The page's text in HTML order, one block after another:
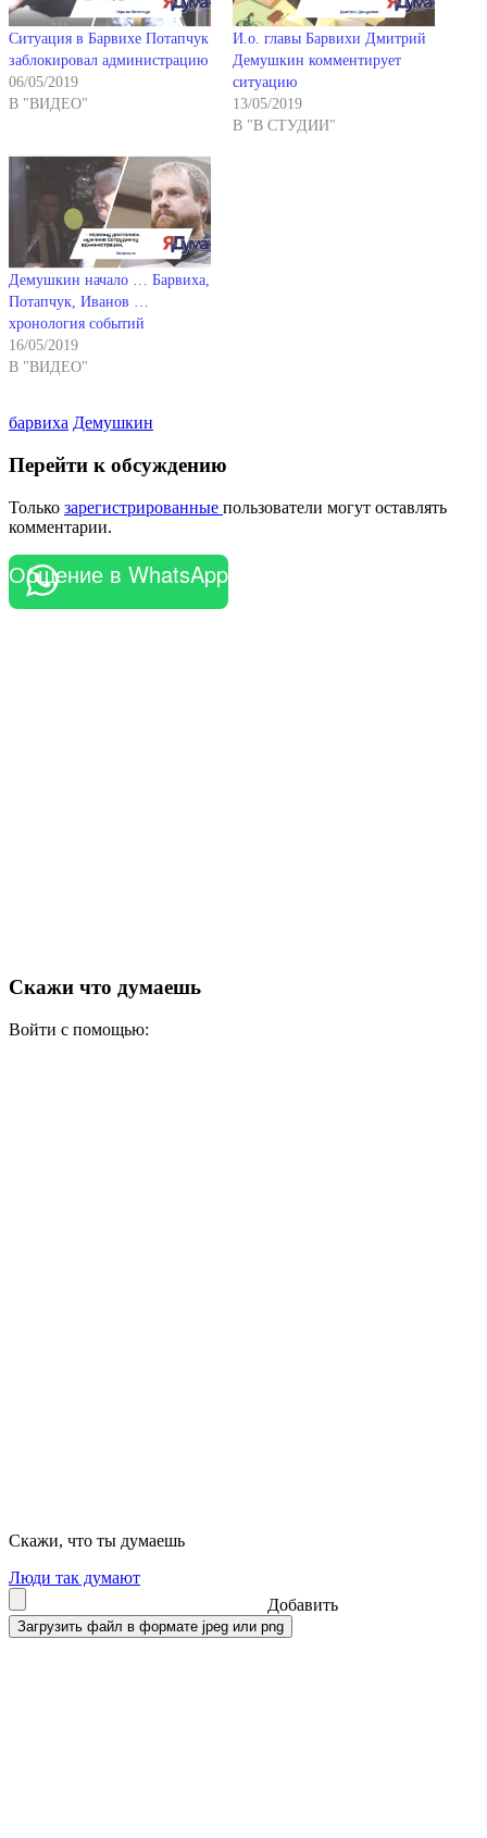
Ситуация в Барвихе Потапчук
заблокировал администрацию
06/05/2019
В "ВИДЕО"
И.о. главы Барвихи Дмитрий
Демушкин комментирует
ситуацию
13/05/2019
В "В СТУДИИ"
Демушкин начало … Барвиха,
Потапчук, Иванов …
хронология событий
16/05/2019
В "ВИДЕО"
барвиха Демушкин
Перейти к обсуждению
Только зарегистрированные пользователи могут оставлять
комментарии.
Общение в WhatsApp
Скажи что думаешь
Войти с помощью:
Скажи, что ты думаешь
Люди так думают
Добавить